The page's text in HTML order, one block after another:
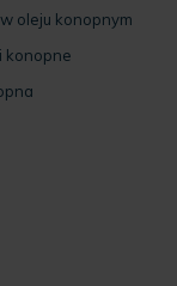
oleju konopnym
konopne